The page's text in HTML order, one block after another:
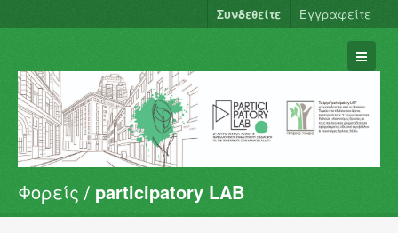
Συνδεθείτε Εγγραφείτε
Σύνολα Δεδομένων
Φορείς
Φορείς participatory LAB